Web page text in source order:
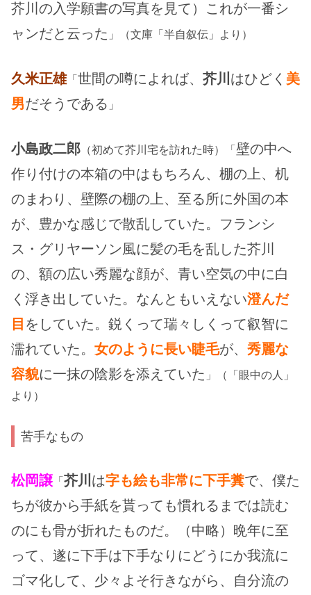
芥川の入学願書の写真を見て）これが一番シ
ャンだと云った 」（文庫「半自叙伝」より）
久米正雄「 世間の噂によれば、 芥川 はひどく 美
男だそうである 」
小島政二郎 （初めて芥川宅を訪れた時）「 壁の中へ
作り付けの本箱の中はもちろん、棚の上、机
のまわり、壁際の棚の上、至る所に外国の本
が、豊かな感じで散乱していた。フランシ
ス・グリヤーソン風に髪の毛を乱した芥川
の、額の広い秀麗な顔が、青い空気の中に白
く浮き出していた。なんともいえない澄んだ
目 をしていた。鋭くって瑞々しくって叡智に
濡れていた。 女のように長い睫毛が、 秀麗な
容貌に一抹の陰影を添えていた 」（「眼中の人」
より）
苦手なもの
松岡譲 「 芥川 は字も絵も非常に下手糞で、僕た
ちが彼から手紙を貰っても慣れるまでは読む
のにも骨が折れたものだ。（中略）晩年に至
って、遂に下手は下手なりにどうにか我流に
ゴマ化して、少々よそ行きながら、自分流の